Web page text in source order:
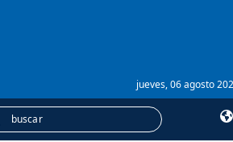
jueves, 06 agosto